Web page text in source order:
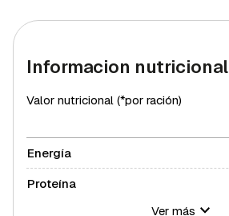
Informacion nutricional
Valor nutricional (*por ración)
Energía
Proteína
Ver más